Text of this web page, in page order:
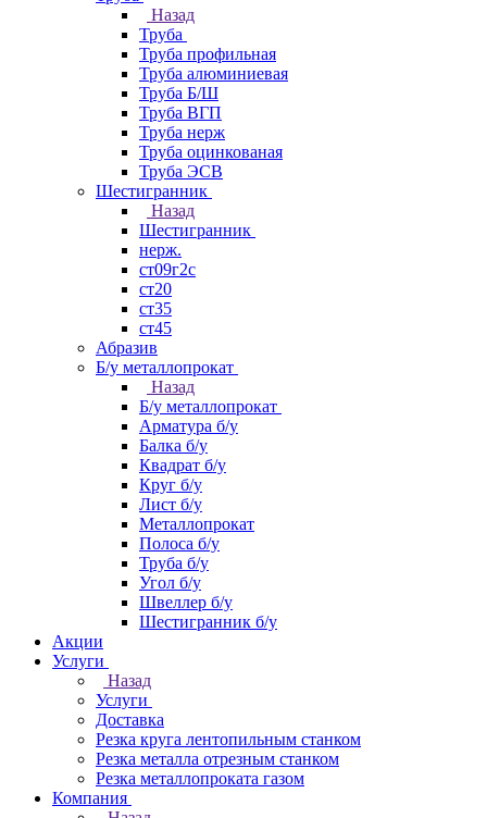
Назад
Труба
Труба профильная
Труба алюминиевая
Труба Б/Ш
Труба ВГП
Труба нерж
Труба оцинкованая
Труба ЭСВ
Шестигранник
Назад
Шестигранник
нерж.
ст09г2с
ст20
ст35
ст45
Абразив
Б/у металлопрокат
Назад
Б/у металлопрокат
Арматура б/у
Балка б/у
Квадрат б/у
Круг б/у
Лист б/у
Металлопрокат
Полоса б/у
Труба б/у
Угол б/у
Швеллер б/у
Шестигранник б/у
Акции
Услуги
Назад
Услуги
Доставка
Резка круга лентопильным станком
Резка металла отрезным станком
Резка металлопроката газом
Компания